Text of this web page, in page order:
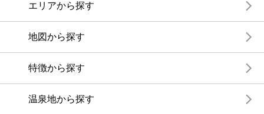
エリアから探す
地図から探す
特徴から探す
温泉地から探す